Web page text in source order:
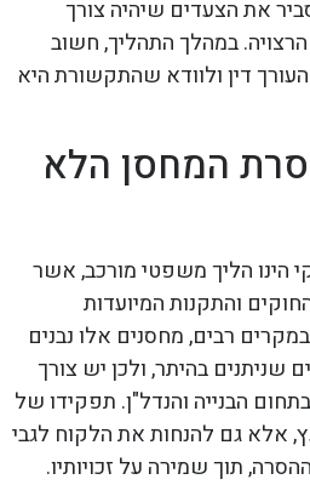
את הצעדים שיהיה צורך
במהלך התהליך, חשוב
דין ולוודא שהתקשורת היא
המחסן הלא
הינו הליך משפטי מורכב, אשר
והתקנות המיועדות
רבים, מחסנים אלו נבנים
שניתנים בהיתר, ולכן יש צורך
הבנייה והנדל"ן. תפקידו של
אלא גם להנחות את הלקוח לגבי
תוך שמירה על זכויותיו.